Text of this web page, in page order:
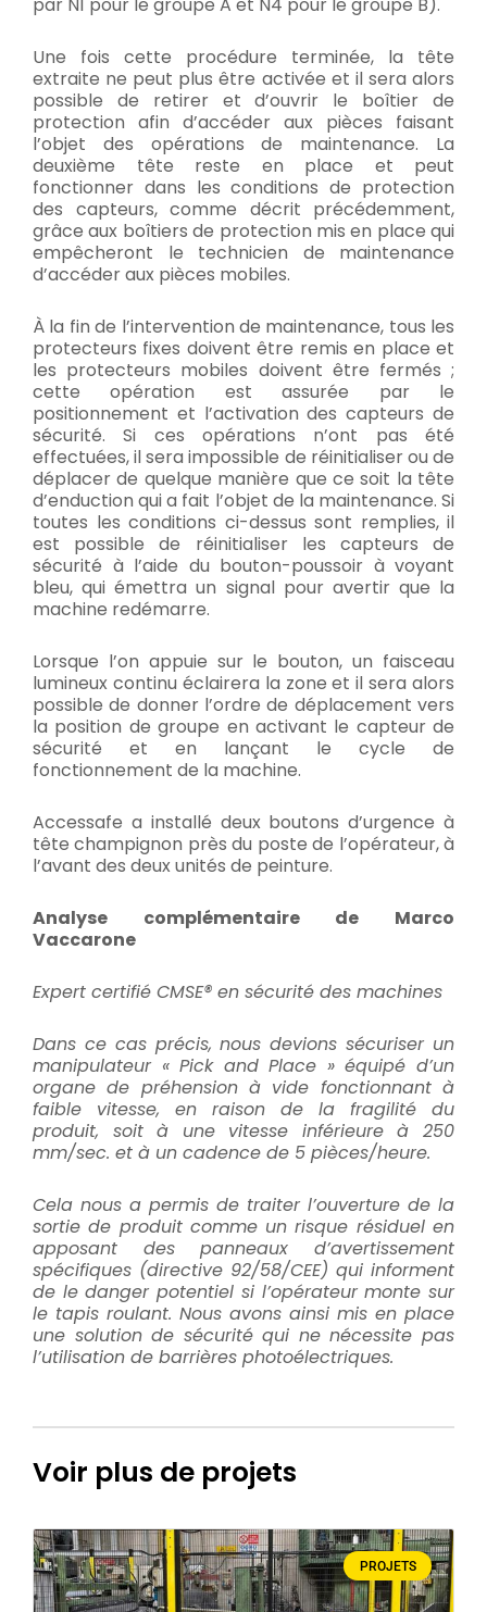
par N1 pour le groupe A et N4 pour le groupe B).
Une fois cette procédure terminée, la tête
extraite ne peut plus être activée et il sera alors
possible de retirer et d’ouvrir le boîtier de
protection afin d’accéder aux pièces faisant
l’objet des opérations de maintenance. La
deuxième tête reste en place et peut
fonctionner dans les conditions de protection
des capteurs, comme décrit précédemment,
grâce aux boîtiers de protection mis en place qui
empêcheront le technicien de maintenance
d’accéder aux pièces mobiles.
À la fin de l’intervention de maintenance, tous les
protecteurs fixes doivent être remis en place et
les protecteurs mobiles doivent être fermés ;
cette opération est assurée par le
positionnement et l’activation des capteurs de
sécurité. Si ces opérations n’ont pas été
effectuées, il sera impossible de réinitialiser ou de
déplacer de quelque manière que ce soit la tête
d’enduction qui a fait l’objet de la maintenance. Si
toutes les conditions ci-dessus sont remplies, il
est possible de réinitialiser les capteurs de
sécurité à l’aide du bouton-poussoir à voyant
bleu, qui émettra un signal pour avertir que la
machine redémarre.
Lorsque l’on appuie sur le bouton, un faisceau
lumineux continu éclairera la zone et il sera alors
possible de donner l’ordre de déplacement vers
la position de groupe en activant le capteur de
sécurité et en lançant le cycle de
fonctionnement de la machine.
Accessafe a installé deux boutons d’urgence à
tête champignon près du poste de l’opérateur, à
l’avant des deux unités de peinture.
Analyse complémentaire de Marco
Vaccarone
Expert certifié CMSE® en sécurité des machines
Dans ce cas précis, nous devions sécuriser un
manipulateur « Pick and Place » équipé d’un
organe de préhension à vide fonctionnant à
faible vitesse, en raison de la fragilité du
produit, soit à une vitesse inférieure à 250
mm/sec. et à un cadence de 5 pièces/heure.
Cela nous a permis de traiter l’ouverture de la
sortie de produit comme un risque résiduel en
apposant des panneaux d’avertissement
spécifiques (directive 92/58/CEE) qui informent
de le danger potentiel si l’opérateur monte sur
le tapis roulant. Nous avons ainsi mis en place
une solution de sécurité qui ne nécessite pas
l’utilisation de barrières photoélectriques.
Voir plus de projets
PROJETS